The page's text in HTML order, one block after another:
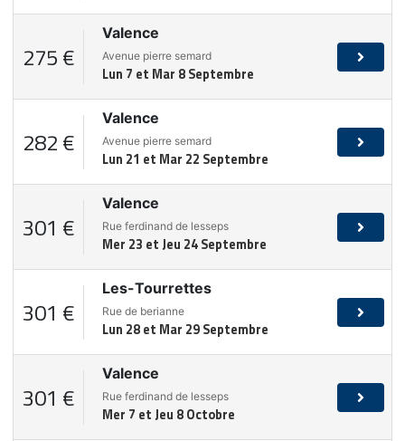
275 €
Valence
Avenue pierre semard
Lun 7 et Mar 8 Septembre
282 €
Valence
Avenue pierre semard
Lun 21 et Mar 22 Septembre
301 €
Valence
Rue ferdinand de lesseps
Mer 23 et Jeu 24 Septembre
301 €
Les-Tourrettes
Rue de berianne
Lun 28 et Mar 29 Septembre
301 €
Valence
Rue ferdinand de lesseps
Mer 7 et Jeu 8 Octobre